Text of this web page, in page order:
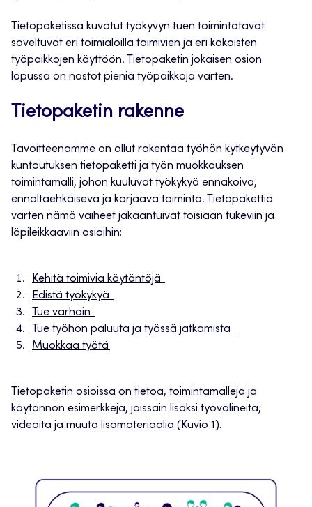
Tietopaketissa kuvatut työkyvyn tuen toimintatavat
soveltuvat eri toimialoilla toimivien ja eri kokoisten
työpaikkojen käyttöön. Tietopaketin jokaisen osion
lopussa on nostot pieniä työpaikkoja varten.
Tietopaketin rakenne
Tavoitteenamme on ollut rakentaa työhön kytkeytyvän
kuntoutuksen tietopaketti ja työn muokkauksen
toimintamalli, johon kuuluvat työkykyä ennakoiva,
ennaltaehkäisevä ja korjaava toiminta. Tietopakettia
varten nämä vaiheet jakaantuivat toisiaan tukeviin ja
läpileikkaaviin osioihin:
Kehitä toimivia käytäntöjä
Edistä työkykyä
Tue varhain
Tue työhön paluuta ja työssä jatkamista
Muokkaa työtä
Tietopaketin osioissa on tietoa, toimintamalleja ja
käytännön esimerkkejä, joissain lisäksi työvälineitä,
videoita ja muuta lisämateriaalia (Kuvio 1).